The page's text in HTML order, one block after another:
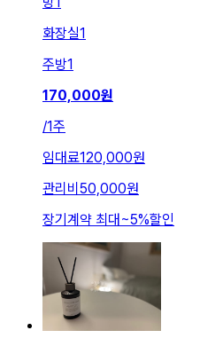
화장실1
주방1
170,000원
/1주
임대료120,000원
관리비 50,000원
장기계약 최대~5%할인